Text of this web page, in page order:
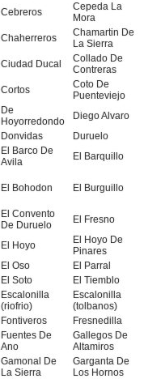
Cebreros
Cepeda La
Mora
Chaherreros
Chamartin De
La Sierra
Ciudad Ducal
Collado De
Contreras
Cortos
Coto De
Puenteviejo
De
Hoyorredondo
Diego Alvaro
Donvidas Duruelo
El Barco De
Avila
El Barquillo
El Bohodon El Burguillo
El Convento
De Duruelo
El Fresno
El Hoyo
El Hoyo De
Pinares
El Oso El Parral
El Soto El Tiemblo
Escalonilla
(riofrio)
Escalonilla
(tolbanos)
Fontiveros Fresnedilla
Fuentes De
Ano
Gallegos De
Altamiros
Gamonal De
La Sierra
Garganta De
Los Hornos